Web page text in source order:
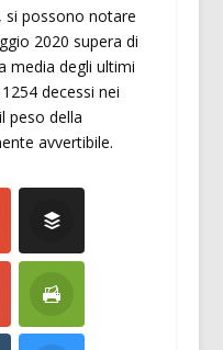
si possono notare
2020 supera di
media degli ultimi
decessi nei
peso della
avvertibile.